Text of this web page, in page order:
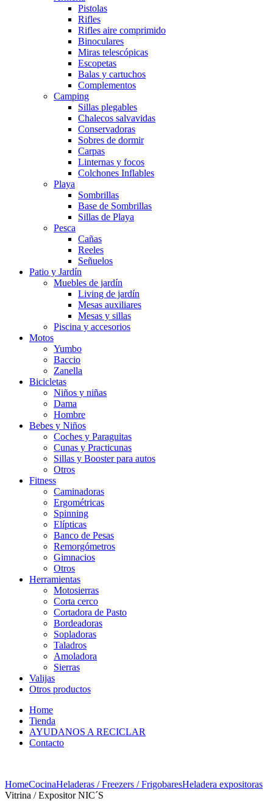
Pistolas
Rifles
Rifles aire comprimido
Binoculares
Miras telescópicas
Escopetas
Balas y cartuchos
Complementos
Camping
Sillas plegables
Chalecos salvavidas
Conservadoras
Sobres de dormir
Carpas
Linternas y focos
Colchones Inflables
Playa
Sombrillas
Base de Sombrillas
Sillas de Playa
Pesca
Cañas
Reeles
Señuelos
Patio y Jardín
Muebles de jardín
Living de jardín
Mesas auxiliares
Mesas y sillas
Piscina y accesorios
Motos
Yumbo
Baccio
Zanella
Bicicletas
Niños y niñas
Dama
Hombre
Bebes y Niños
Coches y Paraguitas
Cunas y Practicunas
Sillas y Booster para autos
Otros
Fitness
Caminadoras
Ergométricas
Spinning
Elípticas
Banco de Pesas
Remorgómetros
Gimnacios
Otros
Herramientas
Motosierras
Corta cerco
Cortadora de Pasto
Bordeadoras
Sopladoras
Taladros
Amoladora
Sierras
Valijas
Otros productos
Home
Tienda
AYUDANOS A RECICLAR
Contacto
HomeCocinaHeladeras / Freezers / FrigobaresHeladera expositoras
Vitrina / Expositor NIC´S